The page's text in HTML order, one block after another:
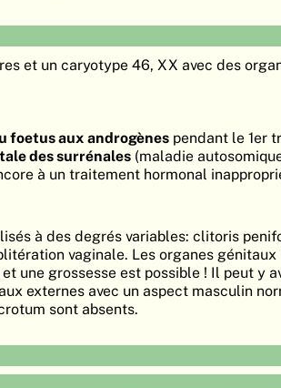
et un caryotype 46, XX avec des
foetus aux androgènes pendant le 1er
des surrénales (maladie
à un traitement hormonal
à des degrés variables: clitoris
vaginale. Les organes génitaux
une grossesse est possible ! Il peut y
externes avec un aspect masculin
sont absents.